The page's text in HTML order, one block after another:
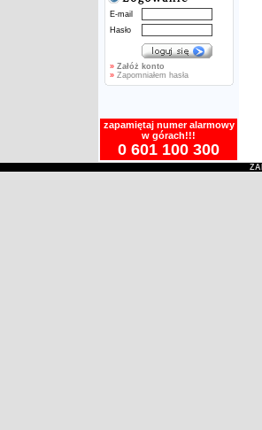
E-mail
Hasło
» Załóż konto
»Zapomniałem hasła
zapamiętaj numer alarmowy
w górach!!!
0 601 100 300